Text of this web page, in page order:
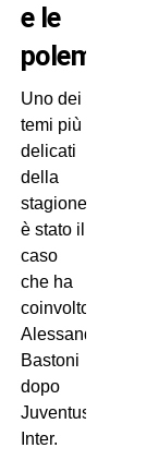
e le
polemiche
Uno dei
temi più
delicati
della
stagione
è stato il
caso
che ha
coinvolto
Alessandro
Bastoni
dopo
Juventus-
Inter.